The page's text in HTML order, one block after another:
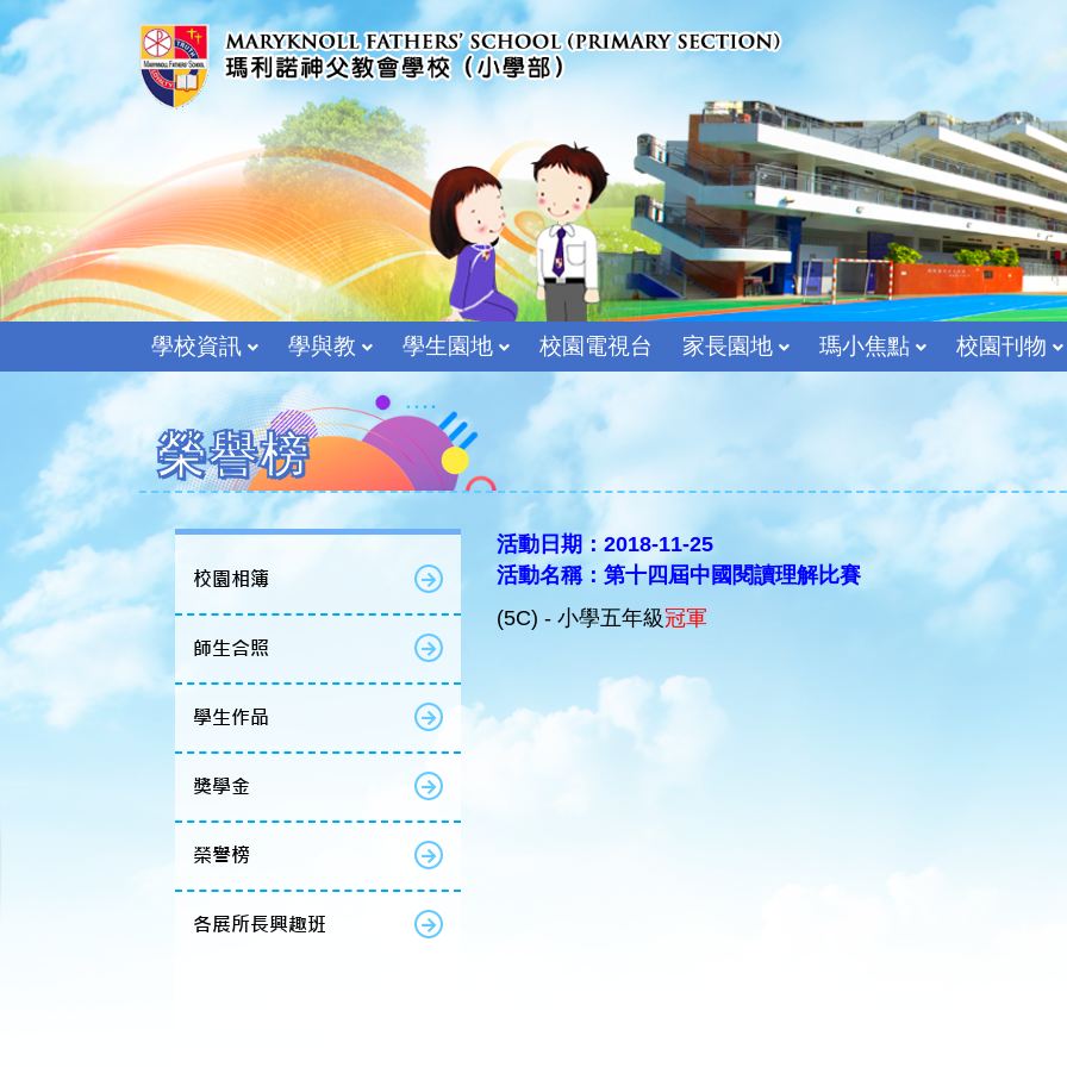
學校資訊 學與教 學生園地 校園電視台 家長園地 瑪小焦點 校園刊物
榮譽榜
校園相簿
師生合照
學生作品
獎學金
榮譽榜
各展所長興趣班
活動日期：2018-11-25
活動名稱：第十四屆中國閱讀理解比賽
(5C) - 小學五年級冠軍